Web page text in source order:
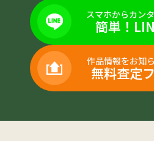
スマホからカン
簡単！
作品情報をお知
無料査定